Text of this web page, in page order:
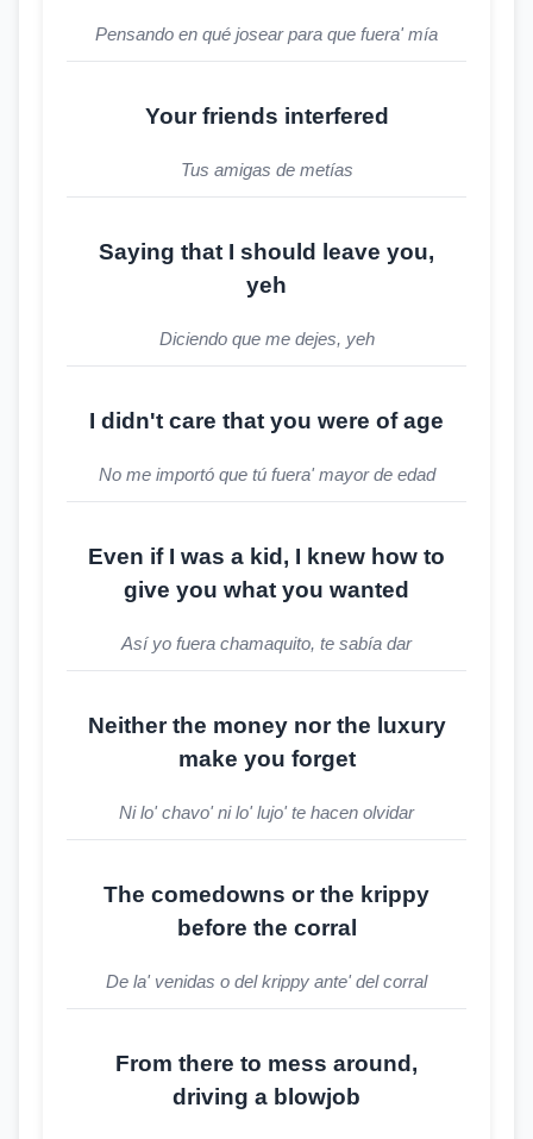
Pensando en qué josear para que fuera' mía
Your friends interfered
Tus amigas de metías
Saying that I should leave you,
yeh
Diciendo que me dejes, yeh
I didn't care that you were of age
No me importó que tú fuera' mayor de edad
Even if I was a kid, I knew how to
give you what you wanted
Así yo fuera chamaquito, te sabía dar
Neither the money nor the luxury
make you forget
Ni lo' chavo' ni lo' lujo' te hacen olvidar
The comedowns or the krippy
before the corral
De la' venidas o del krippy ante' del corral
From there to mess around,
driving a blowjob